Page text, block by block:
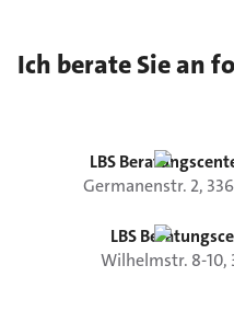
Ich berate Sie an
LBS
Germanenstr. 2,
LBS
Wilhelmstr. 8-10,